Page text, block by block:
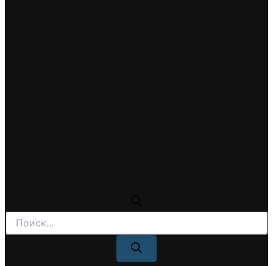
Поиск
товаров